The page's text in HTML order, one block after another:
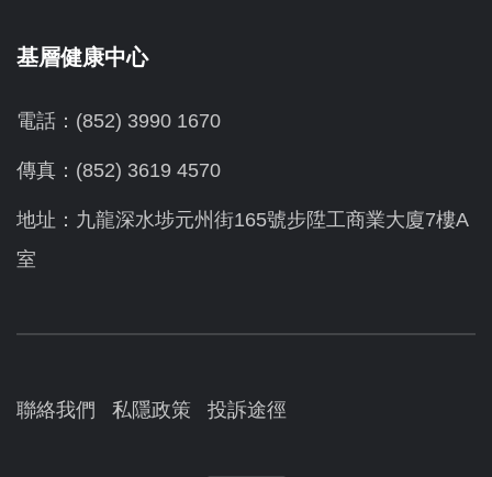
基層健康中心
電話：(852) 3990 1670
傳真：(852) 3619 4570
地址：九龍深水埗元州街165號步陞工商業大廈7樓A
室
聯絡我們 私隱政策 投訴途徑